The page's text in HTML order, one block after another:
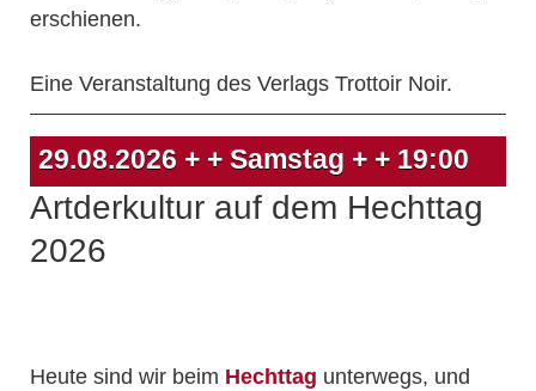
erschienen.
Eine Veranstaltung des Verlags Trottoir Noir.
29.08.2026 + + Samstag + + 19:00
Artderkultur auf dem Hechttag
2026
Heute sind wir beim Hechttag unterwegs, und